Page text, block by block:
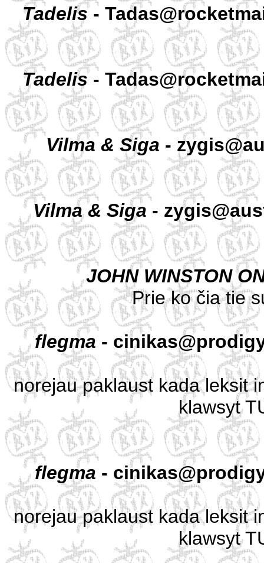
Tadelis-
Tadelis-
Vilma & Siga -
Vilma & Siga -
JOHN WINSTON
Prie ko čia tie
flegma -
norejau paklaust kada leksit
klawsyt
flegma -
norejau paklaust kada leksit
klawsyt